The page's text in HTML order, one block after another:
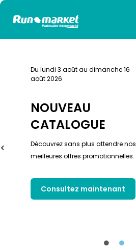
Du lundi 3 août au dimanche 16
août 2026
NOUVEAU
CATALOGUE
Découvrez sans plus attendre nos
meilleures offres promotionnelles.
Consultez maintenant